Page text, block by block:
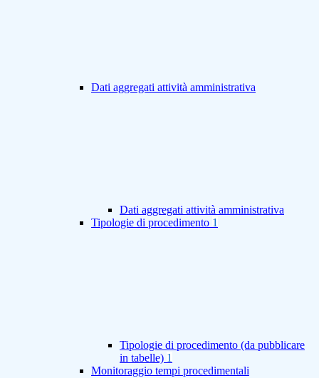
Dati aggregati attività amministrativa
Dati aggregati attività amministrativa
Tipologie di procedimento 1
Tipologie di procedimento (da pubblicare
in tabelle) 1
Monitoraggio tempi procedimentali